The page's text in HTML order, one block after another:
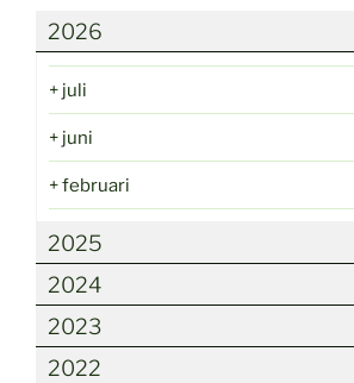
2026
+ juli
+ juni
+februari
2025
2024
2023
2022